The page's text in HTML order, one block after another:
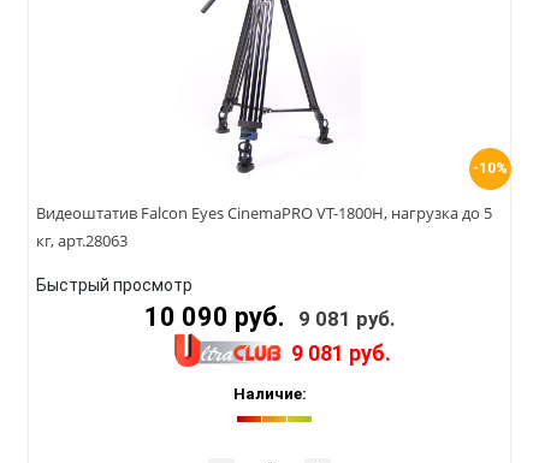
-10%
Видеоштатив Falcon Eyes CinemaPRO VT-1800H, нагрузка до 5
кг, арт.28063
Быстрый просмотр
10 090 руб. 9 081 руб.
9 081 руб.
Наличие: